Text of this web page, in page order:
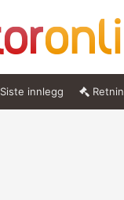
Siste innlegg